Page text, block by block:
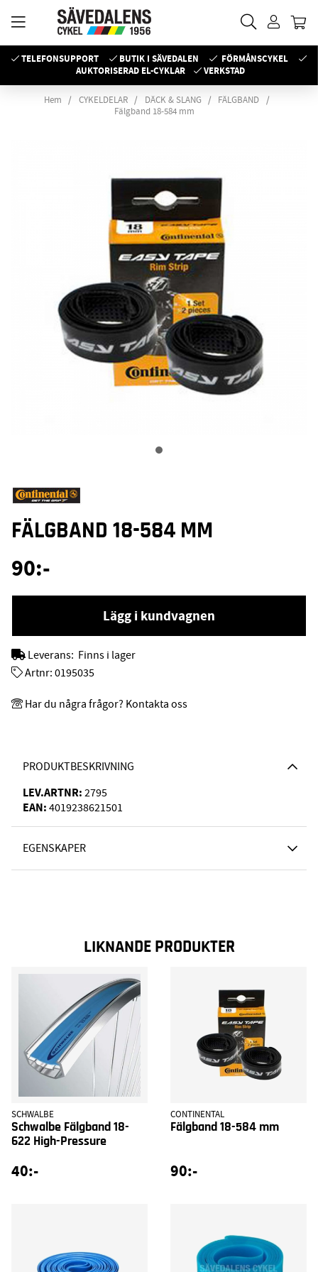
TELEFONSUPPORT BUTIK I SÄVEDALEN
FÖRMÅNSCYKEL
AUKTORISERAD EL-CYKLAR
VERKSTAD
Hem CYKELDELAR DÄCK & SLANG
FÄLGBAND
Fälgband 18-584 mm
PRODUKTBESKRIVNING
LEV.ARTNR: 2795
EAN: 4019238621501
EGENSKAPER
FÄLGBAND 18-584 MM
90:-
Lägg i kundvagnen
Leverans: Finns i lager
Artnr: 0195035
Har du några frågor? Kontakta oss
LIKNANDE PRODUKTER
SCHWALBE
Schwalbe Fälgband 18-
622 High-Pressure
40:-
CONTINENTAL
Fälgband 18-584 mm
90:-